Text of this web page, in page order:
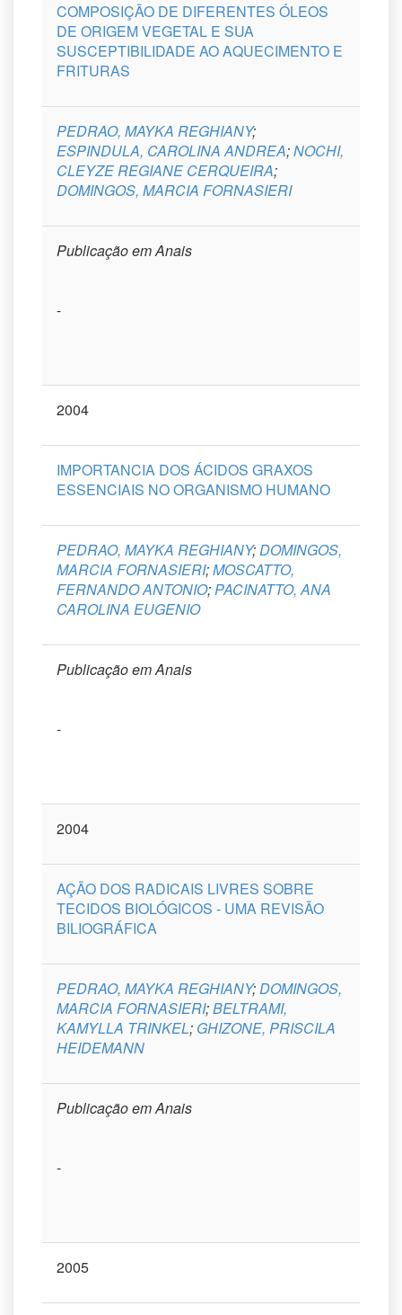
COMPOSIÇÃO DE DIFERENTES ÓLEOS
DE ORIGEM VEGETAL E SUA
SUSCEPTIBILIDADE AO AQUECIMENTO E
FRITURAS
PEDRAO, MAYKA REGHIANY;
ESPINDULA, CAROLINA ANDREA;NOCHI,
CLEYZE REGIANE CERQUEIRA;
DOMINGOS, MARCIA FORNASIERI
Publicação em Anais
-
2004
IMPORTANCIA DOS ÁCIDOS GRAXOS
ESSENCIAIS NO ORGANISMO HUMANO
PEDRAO, MAYKA REGHIANY;DOMINGOS,
MARCIA FORNASIERI;MOSCATTO,
FERNANDO ANTONIO;PACINATTO, ANA
CAROLINA EUGENIO
Publicação em Anais
-
2004
AÇÃO DOS RADICAIS LIVRES SOBRE
TECIDOS BIOLÓGICOS - UMA REVISÃO
BILIOGRÁFICA
PEDRAO, MAYKA REGHIANY;DOMINGOS,
MARCIA FORNASIERI;BELTRAMI,
KAMYLLA TRINKEL; GHIZONE, PRISCILA
HEIDEMANN
Publicação em Anais
-
2005